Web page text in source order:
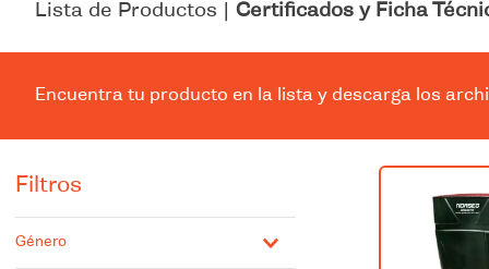
Lista de Productos | Certificados y Ficha
Encuentra tu producto en la lista y descarga los
Filtros
Género
8.
9.
10.